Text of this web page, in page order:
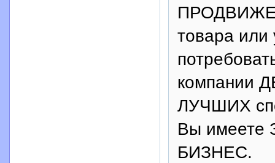
товара
компании
ЛУЧШИХ
Вы
БИЗНЕС.